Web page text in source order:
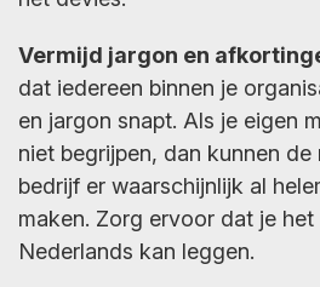
Vermijd jargon en
dat iedereen binnen je
en jargon snapt. Als je eigen
niet begrijpen, dan kunnen de
bedrijf er waarschijnlijk al
maken. Zorg ervoor dat je
Nederlands kan leggen.